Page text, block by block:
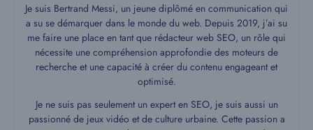
Je suis Bertrand Messi, un jeune diplômé en communication qui
a su se démarquer dans le monde du web. Depuis 2019, j’ai su
me faire une place en tant que rédacteur web SEO, un rôle qui
nécessite une compréhension approfondie des moteurs de
recherche et une capacité à créer du contenu engageant et
optimisé.
Je ne suis pas seulement un expert en SEO, je suis aussi un
passionné de jeux vidéo et de culture urbaine. Cette passion a